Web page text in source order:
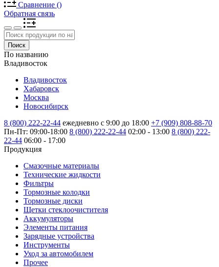
Сравнение ()
Обратная связь
Поиск
По названию
Владивосток
Владивосток
Хабаровск
Москва
Новосибирск
8 (800) 222-22-44 ежедневно с 9:00 до 18:00 +7 (909) 808-88-70
Пн-Пт: 09:00-18:00 8 (800) 222-22-44 02:00 - 13:00 8 (800) 222-
22-44 06:00 - 17:00
Продукция
Смазочные материалы
Технические жидкости
Фильтры
Тормозные колодки
Тормозные диски
Щетки стеклоочистителя
Аккумуляторы
Элементы питания
Зарядные устройства
Инструменты
Уход за автомобилем
Прочее